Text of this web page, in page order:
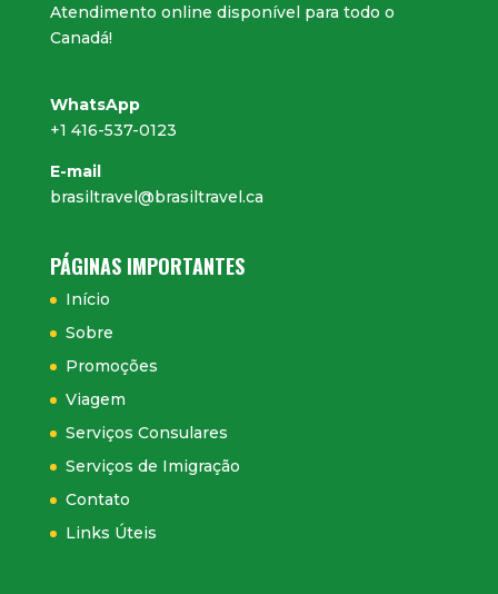
Atendimento online disponível para todo o
Canadá!
WhatsApp
+1 416-537-0123
E-mail
brasiltravel@brasiltravel.ca
PÁGINAS IMPORTANTES
Início
Sobre
Promoções
Viagem
Serviços Consulares
Serviços de Imigração
Contato
Links Úteis